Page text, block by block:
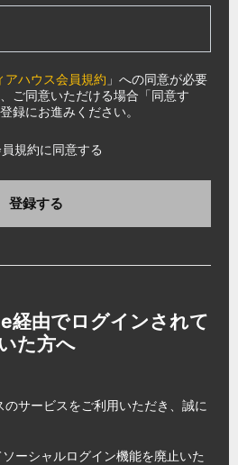
アハウス会員規約 」への同意が必要
ご同意いただける場合「同意す
録にお進みください。
規約に同意する
登録する
経由でログインされて
た方へ
サービスをご利用いただき、誠に
ーシャルログイン機能を廃止いた